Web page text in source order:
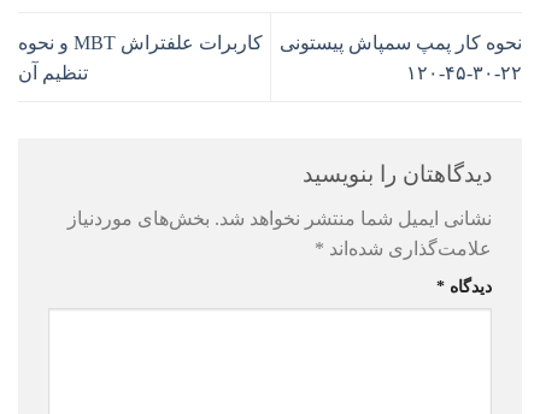
نحوه کار پمپ سمپاش پیستونی
۲۲-۳۰-۴۵-۱۲۰
کاربرات علفتراش MBT و نحوه
تنظیم آن
دیدگاهتان را بنویسید
نشانی ایمیل شما منتشر نخواهد شد. بخش‌های موردنیاز
علامت‌گذاری شده‌اند *
دیدگاه *